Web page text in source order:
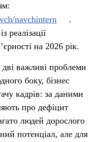
navchintern
.
реалізації
на 2026 рік.
дві важливі проблеми
боку, бізнес
кадрів: за даними
про дефіцит
людей дорослого
потенціал, але для